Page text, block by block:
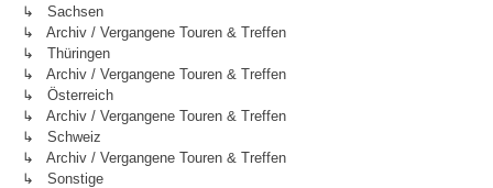
↳ Sachsen
↳ Archiv / Vergangene Touren & Treffen
↳ Thüringen
↳ Archiv / Vergangene Touren & Treffen
↳ Österreich
↳ Archiv / Vergangene Touren & Treffen
↳ Schweiz
↳ Archiv / Vergangene Touren & Treffen
↳ Sonstige